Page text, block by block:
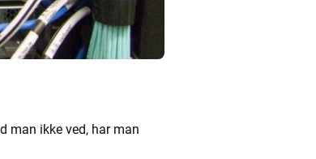
man ikke ved, har man